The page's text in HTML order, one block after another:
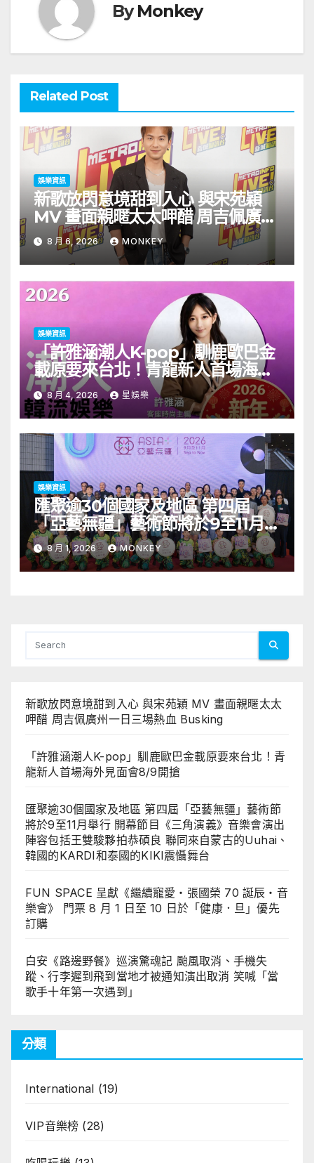
ByMonkey
Related Post
娛樂資訊
新歌放閃意境甜到入心 與宋苑穎
MV 畫面親暱太太呷醋 周吉佩廣州
一日三場熱血 Busking
8 月 6, 2026 MONKEY
娛樂資訊
「許雅涵潮人K-pop」馴鹿歐巴金
載原要來台北！青龍新人首場海外
見面會8/9開搶
8 月 4, 2026 星娛樂
娛樂資訊
匯聚逾30個國家及地區 第四屆
「亞藝無疆」藝術節將於9至11月舉
行 開幕節目《三角演義》音樂會演
出陣容包括王雙駿夥拍恭碩良 聯同
來自蒙古的Uuhai、韓國的KARDI
8 月 1, 2026 MONKEY
新歌放閃意境甜到入心 與宋苑穎 MV 畫面親暱太太
呷醋 周吉佩廣州一日三場熱血 Busking
「許雅涵潮人K-pop」馴鹿歐巴金載原要來台北！青
龍新人首場海外見面會8/9開搶
匯聚逾30個國家及地區 第四屆「亞藝無疆」藝術節
將於9至11月舉行 開幕節目《三角演義》音樂會演出
陣容包括王雙駿夥拍恭碩良 聯同來自蒙古的Uuhai、
韓國的KARDI和泰國的KIKI震懾舞台
FUN SPACE 呈獻《繼續寵愛・張國榮 70 誕辰・音
樂會》 門票 8 月 1 日至 10 日於「健康．旦」優先
訂購
白安《路邊野餐》巡演驚魂記 颱風取消、手機失
蹤、行李遲到飛到當地才被通知演出取消 笑喊「當
歌手十年第一次遇到」
分類
International (19)
VIP音樂榜 (28)